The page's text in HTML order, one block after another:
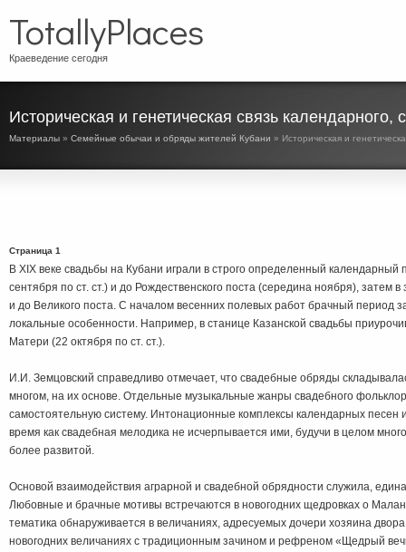
TotallyPlaces
Краеведение сегодня
Историческая и генетическая связь
Материалы » Семейные обычаи и обряды жителей Кубани » Историческая и
Страница 1
В XIX веке свадьбы на Кубани играли в строго определенный
сентября по ст. ст.) и до Рождественского поста (середина ноября), затем
и до Великого поста. С началом весенних полевых работ брачный период
локальные особенности. Например, в станице Казанской свадьбы
Матери (22 октября по ст. ст.).
И.И. Земцовский справедливо отмечает, что свадебные обряды
многом, на их основе. Отдельные музыкальные жанры свадебного
самостоятельную систему. Интонационные комплексы календарных песен
время как свадебная мелодика не исчерпывается ими, будучи в целом
более развитой.
Основой взаимодействия аграрной и свадебной обрядности служила,
Любовные и брачные мотивы встречаются в новогодних щедровках о
тематика обнаруживается в величаниях, адресуемых дочери хозяина
новогодних величаниях с традиционным зачином и рефреном «Щедрый